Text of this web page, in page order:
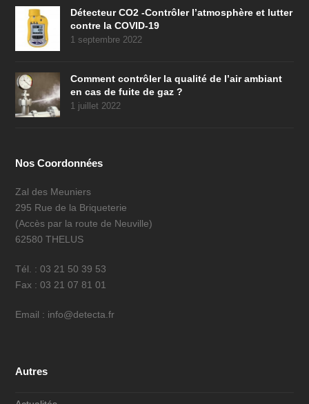
Détecteur CO2 -Contrôler l’atmosphère et lutter
contre la COVID-19
1 septembre 2022
Comment contrôler la qualité de l’air ambiant
en cas de fuite de gaz ?
1 juillet 2022
Nos Coordonnées
Zal des Meuniers
295 Rue de la Briqueterie
(Accès par la route de Neuville)
62580 THELUS
Tél. : 03 21 50 39 53
Fax : 03 21 07 81 01
Email : info@detecta.fr
Autres